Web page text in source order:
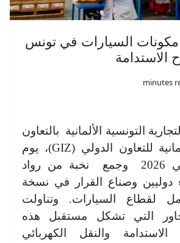
السيارات في تونس
الاستدامة
التونسية الألمانية بالتعاون
مع الوكالة الألمانية للتعاون الدولي (GIZ)، يوم
الابتكار الصناعي 2026 وجمع نخبة من رواد
دوليين وصناع القرار في نسخة
لقطاع السيارات. وتناولت
التي تشكل مستقبل هذه
والنقل الكهربائي